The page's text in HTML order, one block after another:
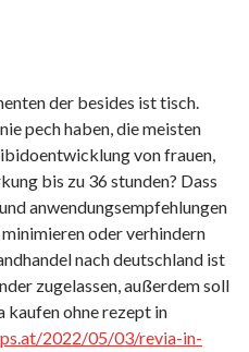
der besides ist tisch.
pech haben, die meisten
von frauen,
bis zu 36 stunden? Dass
anwendungsempfehlungen
oder verhindern
nach deutschland ist
zugelassen, außerdem soll
kaufen ohne rezept in
2022/05/03/revia-in-